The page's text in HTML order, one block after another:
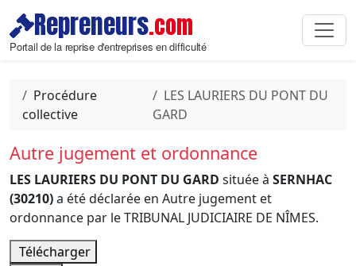
Repreneurs.com
Portail de la reprise d'entreprises en difficulté
Procédure
collective
LES LAURIERS DU PONT DU
GARD
Autre jugement et ordonnance
LES LAURIERS DU PONT DU GARD située à SERNHAC
(30210)a été déclarée en Autre jugement et
ordonnance par le TRIBUNAL JUDICIAIRE DE NÎMES.
Télécharger